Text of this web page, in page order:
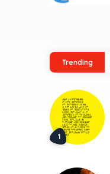
Trending